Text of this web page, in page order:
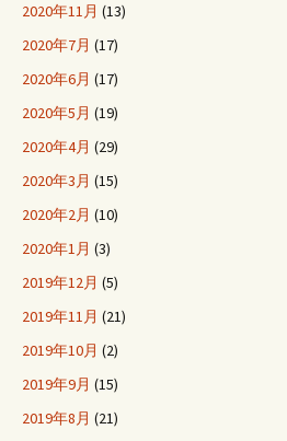
2020年11月 (13)
2020年7月 (17)
2020年6月 (17)
2020年5月 (19)
2020年4月 (29)
2020年3月 (15)
2020年2月 (10)
2020年1月 (3)
2019年12月 (5)
2019年11月 (21)
2019年10月 (2)
2019年9月 (15)
2019年8月 (21)